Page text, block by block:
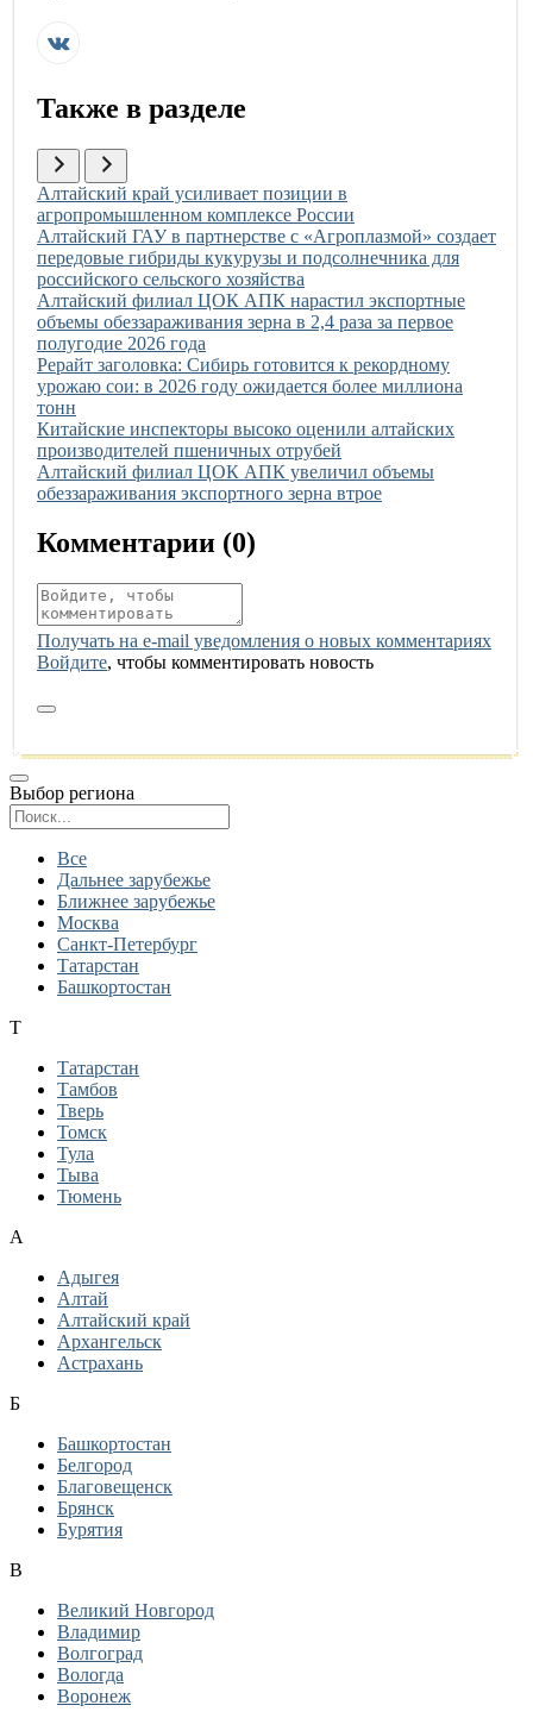
Также в разделе
Иллюстрация новости
Алтайский край усиливает позиции в
агропромышленном комплексе России
Иллюстрация новости
Алтайский ГАУ в партнерстве с «Агроплазмой» создает
передовые гибриды кукурузы и подсолнечника для
российского сельского хозяйства
Иллюстрация новости
Алтайский филиал ЦОК АПК нарастил экспортные
объемы обеззараживания зерна в 2,4 раза за первое
полугодие 2026 года
Иллюстрация новости
Рерайт заголовка: Сибирь готовится к рекордному
урожаю сои: в 2026 году ожидается более миллиона
тонн
Иллюстрация новости
Китайские инспекторы высоко оценили алтайских
производителей пшеничных отрубей
Иллюстрация новости
Алтайский филиал ЦОК АПК увеличил объемы
обеззараживания экспортного зерна втрое
Комментарии (0)
Получать на e‑mail уведомления о новых комментариях
Войдите, чтобы комментировать новость
Выбор региона
Все
Дальнее зарубежье
Ближнее зарубежье
Москва
Санкт-Петербург
Татарстан
Башкортостан
Т
Татарстан
Тамбов
Тверь
Томск
Тула
Тыва
Тюмень
А
Адыгея
Алтай
Алтайский край
Архангельск
Астрахань
Б
Башкортостан
Белгород
Благовещенск
Брянск
Бурятия
В
Великий Новгород
Владимир
Волгоград
Вологда
Воронеж